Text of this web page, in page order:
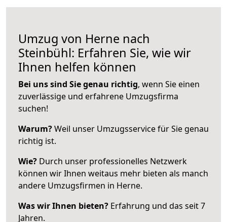
Umzug von Herne nach
Steinbühl: Erfahren Sie, wie wir
Ihnen helfen können
Bei uns sind Sie genau richtig, wenn Sie einen
zuverlässige und erfahrene Umzugsfirma
suchen!
Warum?Weil unser Umzugsservice für Sie genau
richtig ist.
Wie? Durch unser professionelles Netzwerk
können wir Ihnen weitaus mehr bieten als manch
andere Umzugsfirmen in Herne.
Was wir Ihnen bieten? Erfahrung und das seit 7
Jahren.